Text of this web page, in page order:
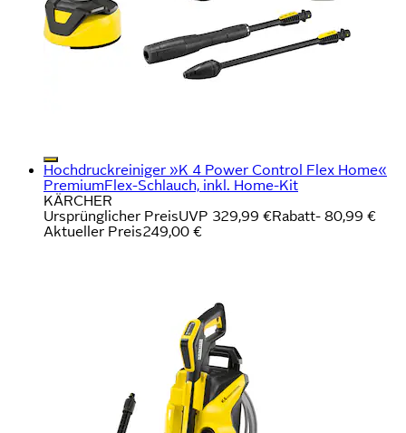
Hochdruckreiniger »K 4 Power Control Flex Home«
PremiumFlex-Schlauch, inkl. Home-Kit
KÄRCHER
Ursprünglicher PreisUVP 329,99 €Rabatt- 80,99 €
Aktueller Preis249,00 €